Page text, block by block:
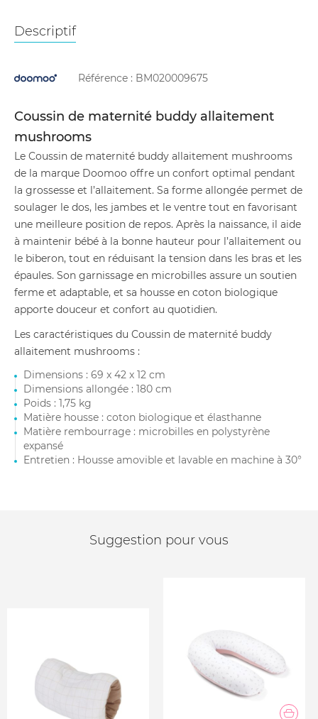
Descriptif
Référence : BM020009675
Coussin de maternité buddy allaitement
mushrooms
Le Coussin de maternité buddy allaitement mushrooms
de la marque Doomoo offre un confort optimal pendant
la grossesse et l’allaitement. Sa forme allongée permet de
soulager le dos, les jambes et le ventre tout en favorisant
une meilleure position de repos. Après la naissance, il aide
à maintenir bébé à la bonne hauteur pour l’allaitement ou
le biberon, tout en réduisant la tension dans les bras et les
épaules. Son garnissage en microbilles assure un soutien
ferme et adaptable, et sa housse en coton biologique
apporte douceur et confort au quotidien.
Les caractéristiques du Coussin de maternité buddy
allaitement mushrooms :
Dimensions : 69 x 42 x 12 cm
Dimensions allongée : 180 cm
Poids : 1,75 kg
Matière housse : coton biologique et élasthanne
Matière rembourrage : microbilles en polystyrène
expansé
Entretien : Housse amovible et lavable en machine à 30°
Suggestion pour vous